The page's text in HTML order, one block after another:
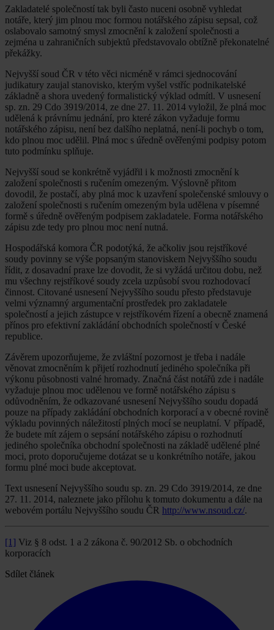
Zakladatelé společností tak byli často nuceni osobně vyhledat
notáře, který jim plnou moc formou notářského zápisu sepsal, což
oslabovalo samotný smysl zmocnění k založení společnosti a
zejména u zahraničních subjektů představovalo obtížně překonatelné
překážky.
Nejvyšší soud ČR v této věci nicméně v rámci sjednocování
judikatury zaujal stanovisko, kterým vyšel vstříc podnikatelské
základně a shora uvedený formalistický výklad odmítl. V usnesení
sp. zn. 29 Cdo 3919/2014, ze dne 27. 11. 2014 vyložil, že plná moc
udělená k právnímu jednání, pro které zákon vyžaduje formu
notářského zápisu, není bez dalšího neplatná, není-li pochyb o tom,
kdo plnou moc udělil. Plná moc s úředně ověřenými podpisy potom
tuto podmínku splňuje.
Nejvyšší soud se konkrétně vyjádřil i k možnosti zmocnění k
založení společnosti s ručením omezeným. Výslovně přitom
dovodil, že postačí, aby plná moc k uzavření společenské smlouvy o
založení společnosti s ručením omezeným byla udělena v písemné
formě s úředně ověřeným podpisem zakladatele. Forma notářského
zápisu zde tedy pro plnou moc není nutná.
Hospodářská komora ČR podotýká, že ačkoliv jsou rejstříkové
soudy povinny se výše popsaným stanoviskem Nejvyššího soudu
řídit, z dosavadní praxe lze dovodit, že si vyžádá určitou dobu, než
mu všechny rejstříkové soudy zcela uzpůsobí svou rozhodovací
činnost. Citované usnesení Nejvyššího soudu přesto představuje
velmi významný argumentační prostředek pro zakladatele
společností a jejich zástupce v rejstříkovém řízení a obecně znamená
přínos pro efektivní zakládání obchodních společností v České
republice.
Závěrem upozorňujeme, že zvláštní pozornost je třeba i nadále
věnovat zmocněním k přijetí rozhodnutí jediného společníka při
výkonu působnosti valné hromady. Značná část notářů zde i nadále
vyžaduje plnou moc udělenou ve formě notářského zápisu s
odůvodněním, že odkazované usnesení Nejvyššího soudu dopadá
pouze na případy zakládání obchodních korporací a v obecné rovině
výkladu povinných náležitostí plných mocí se neuplatní. V případě,
že budete mít zájem o sepsání notářského zápisu o rozhodnutí
jediného společníka obchodní společnosti na základě udělené plné
moci, proto doporučujeme dotázat se u konkrétního notáře, jakou
formu plné moci bude akceptovat.
Text usnesení Nejvyššího soudu sp. zn. 29 Cdo 3919/2014, ze dne
27. 11. 2014, naleznete jako přílohu k tomuto dokumentu a dále na
webovém portálu Nejvyššího soudu ČR http://www.nsoud.cz/.
[1] Viz § 8 odst. 1 a 2 zákona č. 90/2012 Sb. o obchodních
korporacích
Sdílet článek